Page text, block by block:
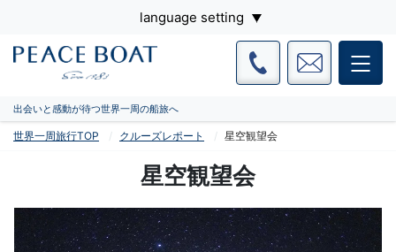
language setting
出会いと感動が待つ世界一周の船旅へ
世界一周旅行TOP クルーズレポート 星空観望会
星空観望会